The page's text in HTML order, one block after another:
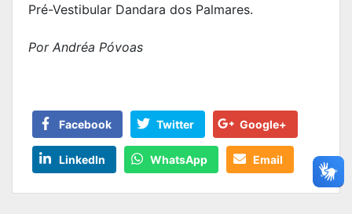
Pré-Vestibular Dandara dos Palmares.
Por Andréa Póvoas
Facebook Twitter Google+
LinkedIn WhatsApp Email